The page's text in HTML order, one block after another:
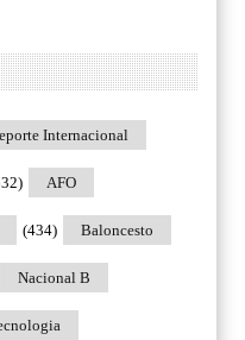
Internacional
AFO
Baloncesto
(434)
Nacional B